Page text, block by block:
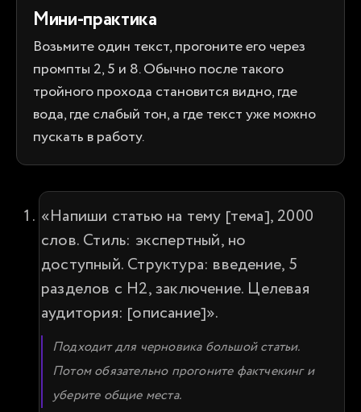
Мини-практика
Возьмите один текст, прогоните его через
промпты 2, 5 и 8. Обычно после такого
тройного прохода становится видно, где
вода, где слабый тон, а где текст уже можно
пускать в работу.
«Напиши статью на тему [тема], 2000
слов. Стиль: экспертный, но
доступный. Структура: введение, 5
разделов с H2, заключение. Целевая
аудитория: [описание]».
Подходит для черновика большой статьи.
Потом обязательно прогоните фактчекинг и
уберите общие места.